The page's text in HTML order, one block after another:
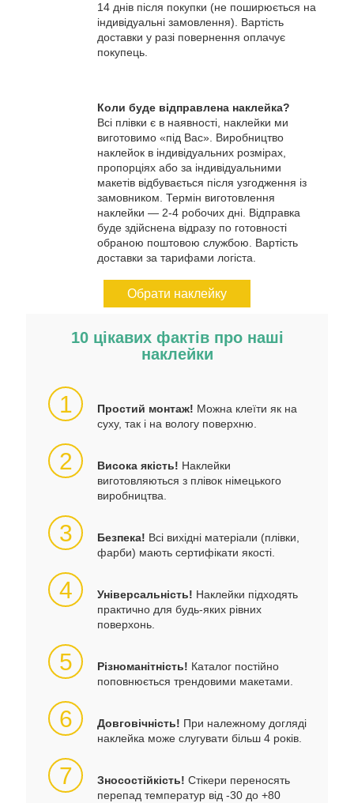
14 днів після покупки (не поширюється на
індивідуальні замовлення). Вартість
доставки у разі повернення оплачує
покупець.
Коли буде відправлена наклейка?
Всі плівки є в наявності, наклейки ми
виготовимо «під Вас». Виробництво
наклейок в індивідуальних розмірах,
пропорціях або за індивідуальними
макетів відбувається після узгодження із
замовником. Термін виготовлення
наклейки — 2-4 робочих дні. Відправка
буде здійснена відразу по готовності
обраною поштовою службою. Вартість
доставки за тарифами логіста.
Обрати наклейку
10 цікавих фактів про наші
наклейки
1 Простий монтаж! Можна клеїти як на
суху, так і на вологу поверхню.
2 Висока якість! Наклейки
виготовляються з плівок німецького
виробництва.
3 Безпека! Всі вихідні матеріали (плівки,
фарби) мають сертифікати якості.
4 Універсальність! Наклейки підходять
практично для будь-яких рівних
поверхонь.
5 Різноманітність! Каталог постійно
поповнюється трендовими макетами.
6 Довговічність! При належному догляді
наклейка може слугувати більш 4 років.
7 Зносостійкість! Стікери переносять
перепад температур від -30 до +80